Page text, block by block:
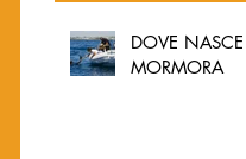
DOVE NASCE
MORMORA